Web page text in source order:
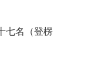
七名（登楞